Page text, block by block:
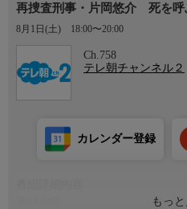
再捜査刑事・片岡悠介 死を呼
8月1日(土) 18:00〜20:00
Ch.758
テレ朝チャンネル２
もっ
カレンダー登録